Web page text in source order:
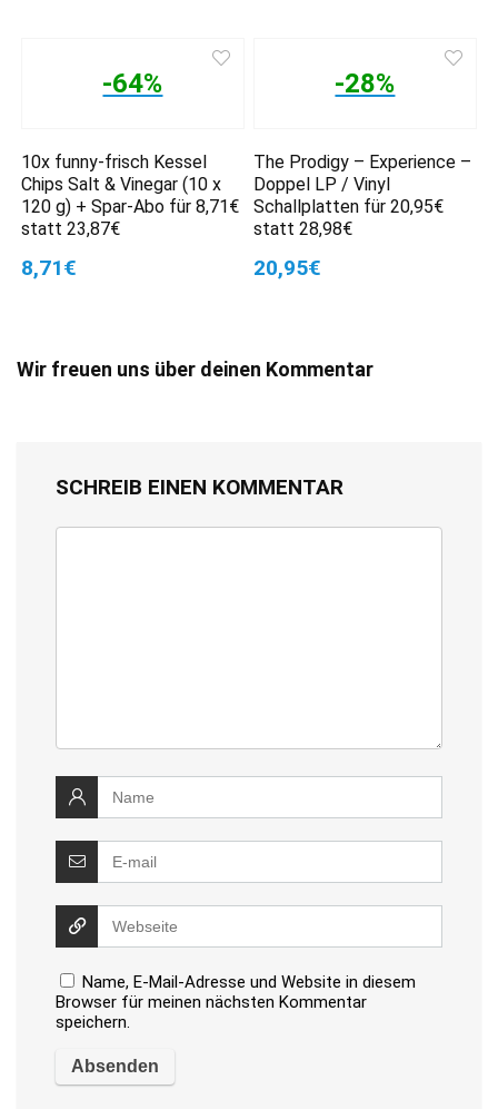
-64%
10x funny-frisch Kessel
Chips Salt & Vinegar (10 x
120 g) + Spar-Abo für 8,71€
statt 23,87€
8,71€
-28%
The Prodigy – Experience –
Doppel LP / Vinyl
Schallplatten für 20,95€
statt 28,98€
20,95€
Wir freuen uns über deinen Kommentar
SCHREIB EINEN KOMMENTAR
Name, E-Mail-Adresse und Website in diesem
Browser für meinen nächsten Kommentar
speichern.